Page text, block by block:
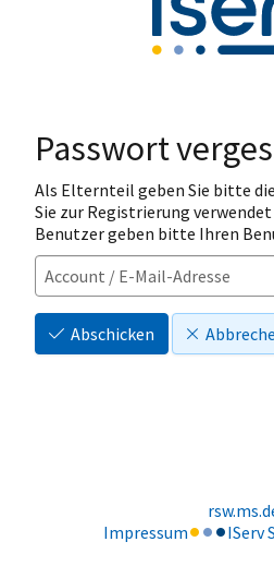
Passwort
Als Elternteil geben Sie bitte
Sie zur Registrierung
Benutzer geben bitte Ihren
Abschicken
Impressum
IServ